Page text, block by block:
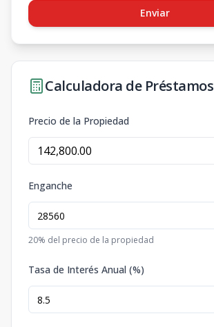
Enviar
Calculadora de Préstamos
Precio de la Propiedad
Enganche
20% del precio de la propiedad
Tasa de Interés Anual (%)